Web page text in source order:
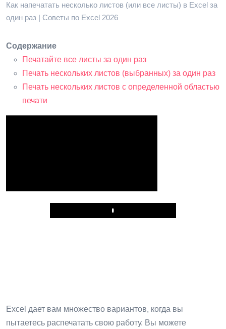
Как напечатать несколько листов (или все листы) в Excel за
один раз | Советы по Excel 2026
Содержание
Печатайте все листы за один раз
Печать нескольких листов (выбранных) за один раз
Печать нескольких листов с определенной областью
печати
Play
Excel дает вам множество вариантов, когда вы
пытаетесь распечатать свою работу. Вы можете